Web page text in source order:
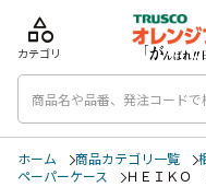
category
カテゴリ
ホーム 商品カテゴリ一覧
ペーパーケース
ＨＥＩＫＯ